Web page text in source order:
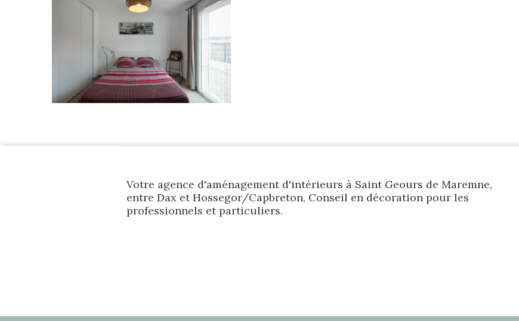
Votre agence d'aménagement d'intérieurs à Saint Geours de Maremne,
entre Dax et Hossegor/Capbreton. Conseil en décoration pour les
professionnels et particuliers.